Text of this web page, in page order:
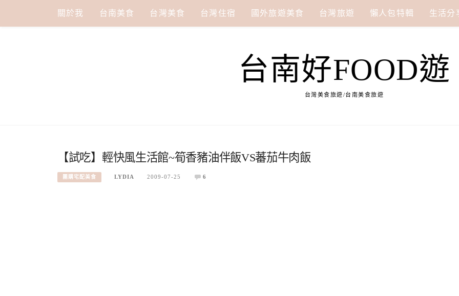
關於我 台南美食 台灣美食 台灣住宿 國外旅遊美食 台灣旅遊 懶人包特輯 生活分
台南好FOOD遊
台灣美食旅遊/台南美食旅遊
【試吃】輕快風生活館~筍香豬油伴飯VS蕃茄牛肉飯
團購宅配美食 LYDIA 2009-07-25 6